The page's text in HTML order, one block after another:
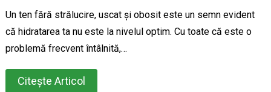
Un ten fără strălucire, uscat și obosit este un semn evident
că hidratarea ta nu este la nivelul optim. Cu toate că este o
problemă frecvent întâlnită,…
Citește Articol